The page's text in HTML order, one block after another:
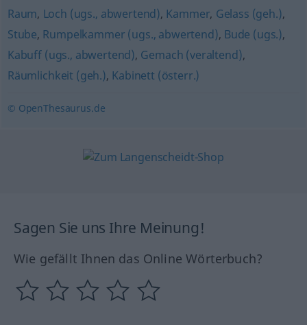
Raum, Loch (ugs., abwertend), Kammer, Gelass (geh.),
Stube, Rumpelkammer (ugs., abwertend), Bude (ugs.),
Kabuff (ugs., abwertend), Gemach (veraltend),
Räumlichkeit (geh.), Kabinett (österr.)
© OpenThesaurus.de
Sagen Sie uns Ihre Meinung!
Wie gefällt Ihnen das Online Wörterbuch?